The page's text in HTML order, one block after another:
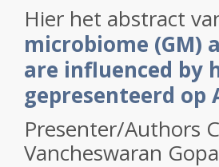
Hier het abstract
microbiome (GM)
are influenced by
gepresenteerd op
Presenter/Authors
Vancheswaran